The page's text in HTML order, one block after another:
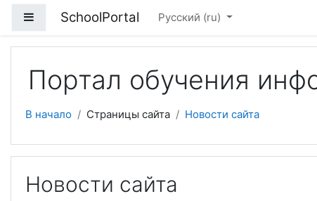
Боковая панель
SchoolPortal Русский ‎(ru)‎
Портал обучения
В начало Страницы сайта Новости сайта
Новости сайта